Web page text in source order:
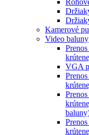
Kamerové
Video baluny
VGA